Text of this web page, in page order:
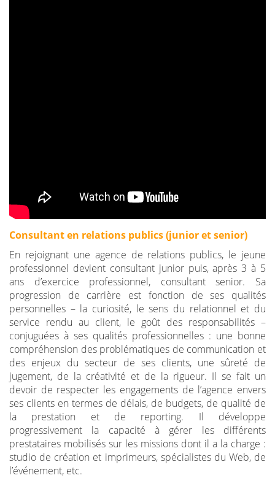
Consultant en relations publics (junior et senior)
En rejoignant une agence de relations publics, le jeune
professionnel devient consultant junior puis, après 3 à 5
ans d’exercice professionnel, consultant senior. Sa
progression de carrière est fonction de ses qualités
personnelles – la curiosité, le sens du relationnel et du
service rendu au client, le goût des responsabilités –
conjuguées à ses qualités professionnelles : une bonne
compréhension des problématiques de communication et
des enjeux du secteur de ses clients, une sûreté de
jugement, de la créativité et de la rigueur. Il se fait un
devoir de respecter les engagements de l’agence envers
ses clients en termes de délais, de budgets, de qualité de
la prestation et de reporting. Il développe
progressivement la capacité à gérer les différents
prestataires mobilisés sur les missions dont il a la charge :
studio de création et imprimeurs, spécialistes du Web, de
l’événement, etc.